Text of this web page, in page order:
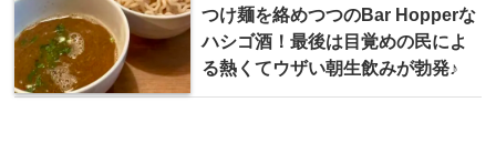
つけ麺を絡めつつのBar Hopperな
ハシゴ酒！最後は目覚めの民によ
る熱くてウザい朝生飲みが勃発♪